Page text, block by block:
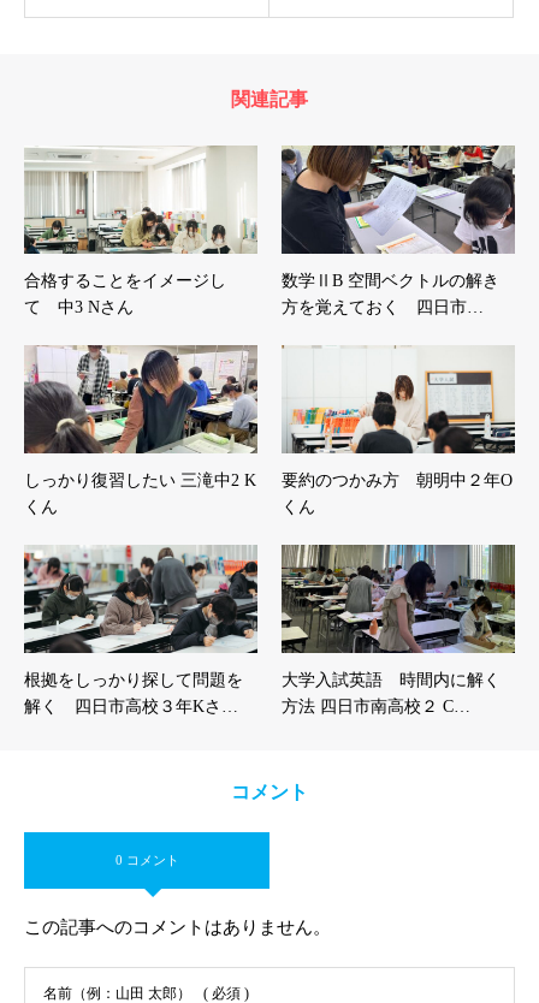
関連記事
合格することをイメージし
て 中3 Nさん
数学ⅡB 空間ベクトルの解き
方を覚えておく 四日市…
しっかり復習したい 三滝中2 K
くん
要約のつかみ方 朝明中２年O
くん
根拠をしっかり探して問題を
解く 四日市高校３年Kさ…
大学入試英語 時間内に解く
方法 四日市南高校２ C…
コメント
0 コメント
この記事へのコメントはありません。
名前（例：山田 太郎） ( 必須 )